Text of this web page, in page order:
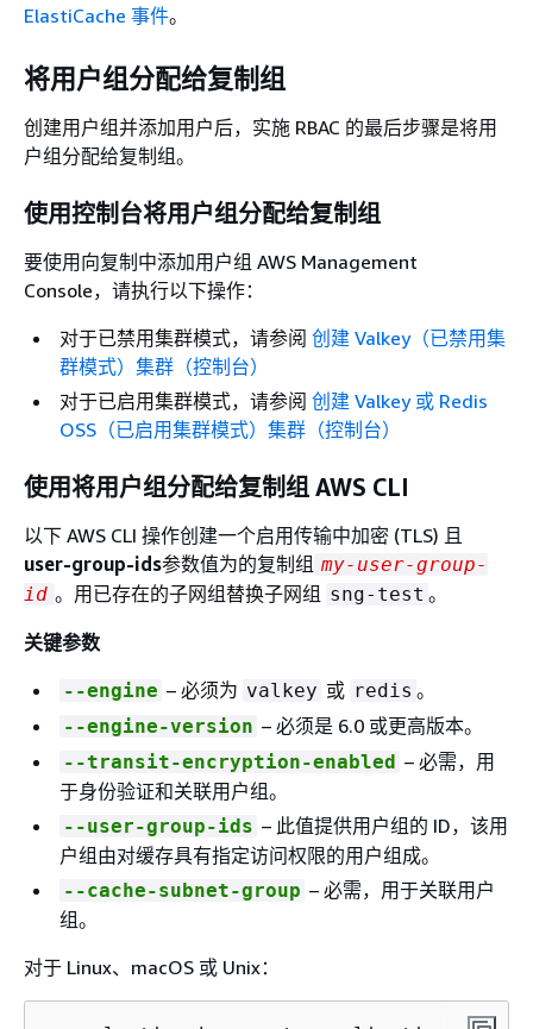
ElastiCache 事件。
将用户组分配给复制组
创建用户组并添加用户后，实施 RBAC 的最后步骤是将用
户组分配给复制组。
使用控制台将用户组分配给复制组
要使用向复制中添加用户组 AWS Management
Console，请执行以下操作：
对于已禁用集群模式，请参阅 创建 Valkey（已禁用集
群模式）集群（控制台）
对于已启用集群模式，请参阅 创建 Valkey 或 Redis
OSS（已启用集群模式）集群（控制台）
使用将用户组分配给复制组 AWS CLI
以下 AWS CLI 操作创建一个启用传输中加密 (TLS) 且
user-group-ids参数值为的复制组 my-user-group-
id 。用已存在的子网组替换子网组 sng-test 。
关键参数
--engine – 必须为 valkey 或 redis 。
--engine-version – 必须是 6.0 或更高版本。
--transit-encryption-enabled – 必需，用
于身份验证和关联用户组。
--user-group-ids – 此值提供用户组的 ID，该用
户组由对缓存具有指定访问权限的用户组成。
--cache-subnet-group – 必需，用于关联用户
组。
对于 Linux、macOS 或 Unix：